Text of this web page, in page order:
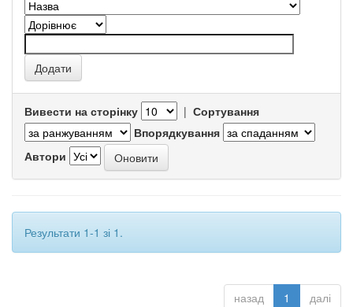
Вивести на сторінку | Сортування
Впорядкування
Автори
Результати 1-1 зі 1.
назад 1 далі